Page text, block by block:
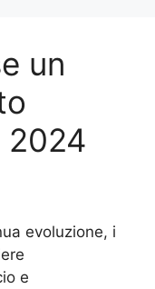
un
2024
evoluzione, i
e